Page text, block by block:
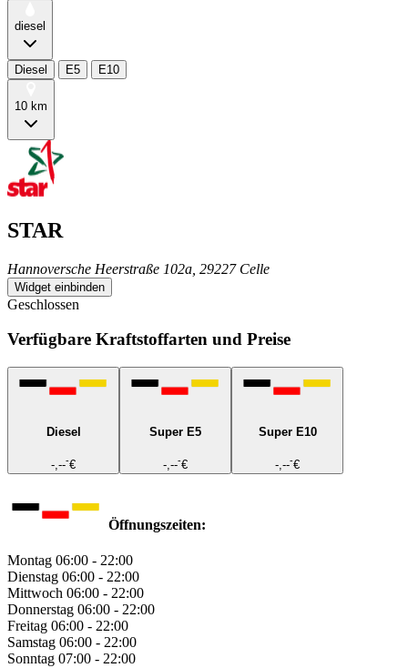
diesel
Diesel E5 E10
10 km
STAR
Hannoversche Heerstraße 102a, 29227 Celle
Widget einbinden
Geschlossen
Verfügbare Kraftstoffarten und Preise
Diesel
-,---€
Super E5
-,---€
Super E10
-,---€
Öffnungszeiten:
Montag 06:00 - 22:00
Dienstag 06:00 - 22:00
Mittwoch 06:00 - 22:00
Donnerstag 06:00 - 22:00
Freitag 06:00 - 22:00
Samstag 06:00 - 22:00
Sonntag 07:00 - 22:00